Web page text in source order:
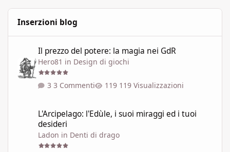
Inserzioni blog
Il prezzo del potere: la magia nei GdR
Hero81 in Design di giochi
3 Commenti 119 Visualizzazioni
L'Arcipelago: l'Edùle, i suoi miraggi ed i tuoi
desideri
Ladon in Denti di drago